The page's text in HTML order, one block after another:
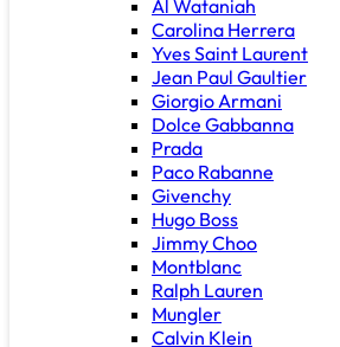
Al Wataniah
Carolina Herrera
Yves Saint Laurent
Jean Paul Gaultier
Giorgio Armani
Dolce Gabbanna
Prada
Paco Rabanne
Givenchy
Hugo Boss
Jimmy Choo
Montblanc
Ralph Lauren
Mungler
Calvin Klein